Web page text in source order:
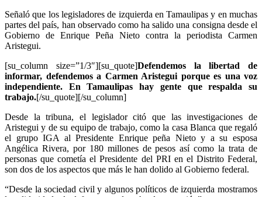
Señaló que los legisladores de izquierda en Tamaulipas y en muchas
partes del país, han observado como ha salido una consigna desde el
Gobierno de Enrique Peña Nieto contra la periodista Carmen
Aristegui.
[su_column size=”1/3″][su_quote]Defendemos la libertad de
informar, defendemos a Carmen Aristegui porque es una voz
independiente. En Tamaulipas hay gente que respalda su
trabajo.[/su_quote][/su_column]
Desde la tribuna, el legislador citó que las investigaciones de
Aristegui y de su equipo de trabajo, como la casa Blanca que regaló
el grupo IGA al Presidente Enrique peña Nieto y a su esposa
Angélica Rivera, por 180 millones de pesos así como la trata de
personas que cometía el Presidente del PRI en el Distrito Federal,
son dos de los aspectos que más le han dolido al Gobierno federal.
“Desde la sociedad civil y algunos políticos de izquierda mostramos